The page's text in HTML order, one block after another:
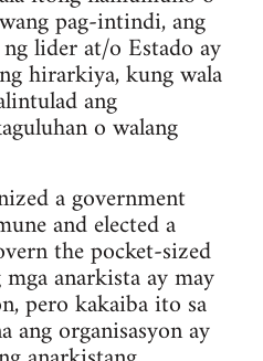
pag-intindi, ang
lider at/o Estado ay
hirarkiya, kung wala
ang
o walang
a government
and elected a
the pocket-sized
anarkista ay may
pero kakaiba ito sa
ang organisasyon ay